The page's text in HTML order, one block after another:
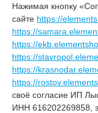
Нажимая кнопку
сайте https://
https://
https://
https://
https://
https://
своё согласие ИП
ИНН 616202269858,